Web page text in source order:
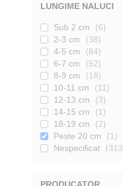
LUNGIME NALUCI
Sub 2 cm
6
2-3 cm
38
4-5 cm
84
6-7 cm
52
8-9 cm
18
10-11 cm
11
12-13 cm
3
14-15 cm
1
18-19 cm
2
Peste 20 cm
1
Nespecificat
313
PRODUCATOR